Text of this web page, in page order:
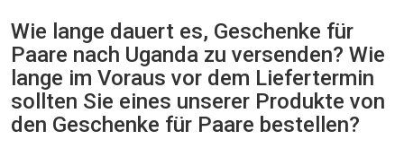
Wie lange dauert es, Geschenke für
Paare nach Uganda zu versenden? Wie
lange im Voraus vor dem Liefertermin
sollten Sie eines unserer Produkte von
den Geschenke für Paare bestellen?